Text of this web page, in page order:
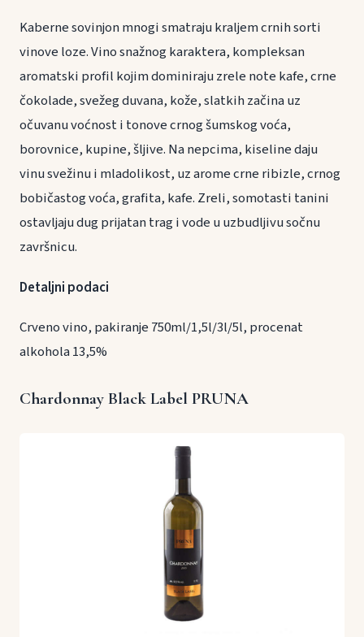
Kaberne sovinjon mnogi smatraju kraljem crnih sorti
vinove loze. Vino snažnog karaktera, kompleksan
aromatski profil kojim dominiraju zrele note kafe, crne
čokolade, svežeg duvana, kože, slatkih začina uz
očuvanu voćnost i tonove crnog šumskog voća,
borovnice, kupine, šljive. Na nepcima, kiseline daju
vinu svežinu i mladolikost, uz arome crne ribizle, crnog
bobičastog voća, grafita, kafe. Zreli, somotasti tanini
ostavljaju dug prijatan trag i vode u uzbudljivu sočnu
završnicu.
Detaljni podaci
Crveno vino, pakiranje 750ml/1,5l/3l/5l, procenat
alkohola 13,5%
Chardonnay Black Label PRUNA